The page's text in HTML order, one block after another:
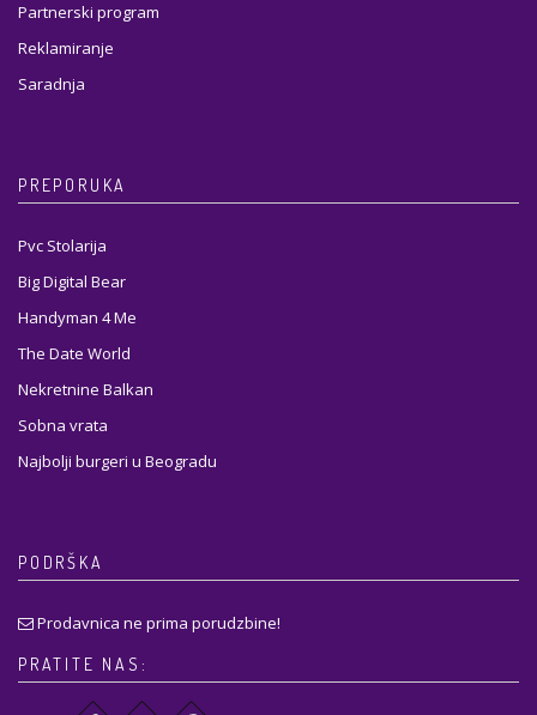
Partnerski program
Reklamiranje
Saradnja
PREPORUKA
Pvc Stolarija
Big Digital Bear
Handyman 4 Me
The Date World
Nekretnine Balkan
Sobna vrata
Najbolji burgeri u Beogradu
PODRŠKA
Prodavnica ne prima porudzbine!
PRATITE NAS: